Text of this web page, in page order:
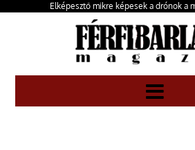
Elképesztő mikre képesek a drónok a